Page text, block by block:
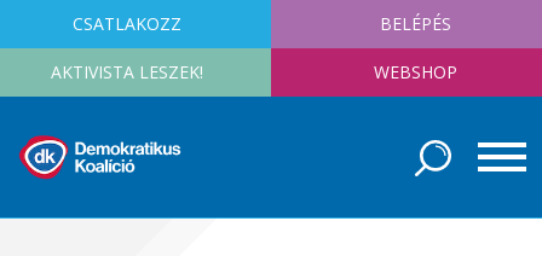
CSATLAKOZZ BELÉPÉS
AKTIVISTA LESZEK! WEBSHOP